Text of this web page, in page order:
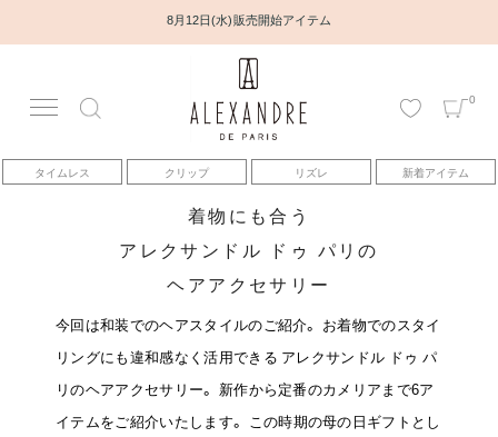
お盆期間中の配送・カスタマーサポートについて
0
タイムレス クリップ リズレ 新着アイテム
アカウント
アイテム
ベストセラー
コレクション
トピックス
着物にも合う
アレクサンドル ドゥ パリの
ヘアアクセサリー
今回は和装でのヘアスタイルのご紹介。 お着物でのスタイ
リングにも違和感なく活用できる アレクサンドル ドゥ パ
リのヘアアクセサリー。 新作から定番のカメリアまで6ア
イテムをご紹介いたします。 この時期の母の日ギフトとし